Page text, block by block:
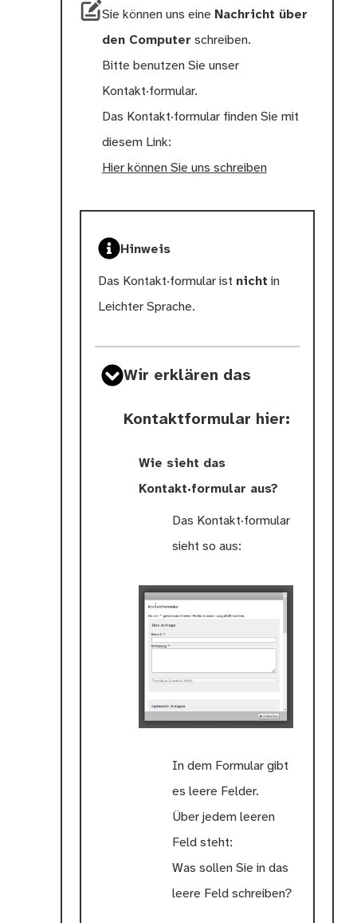
Sie können uns eine Nachricht über
den Computer schreiben.
Bitte benutzen Sie unser
Kontakt∙formular.
Das Kontakt∙formular finden Sie mit
diesem Link:
Hier können Sie uns schreiben
Hinweis
Das Kontakt·formular ist nicht in
Leichter Sprache.
Wir erklären das
Kontaktformular hier:
Wie sieht das
Kontakt·formular aus?
Das Kontakt·formular
sieht so aus:
In dem Formular gibt
es leere Felder.
Über jedem leeren
Feld steht:
Was sollen Sie in das
leere Feld schreiben?